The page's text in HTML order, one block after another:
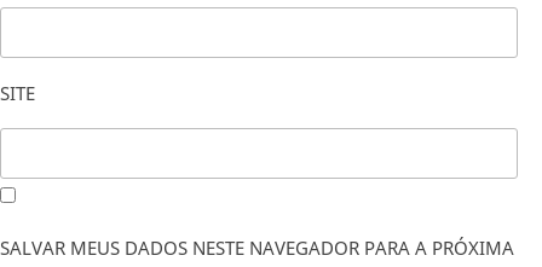
SITE
SALVAR MEUS DADOS NESTE NAVEGADOR PARA A PRÓXIMA